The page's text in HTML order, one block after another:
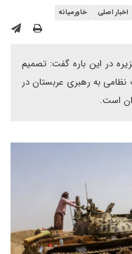
اخبار اصلی خاورمیانه
در این باره گفت: تصمیم
نظامی به رهبری عربستان در
است.